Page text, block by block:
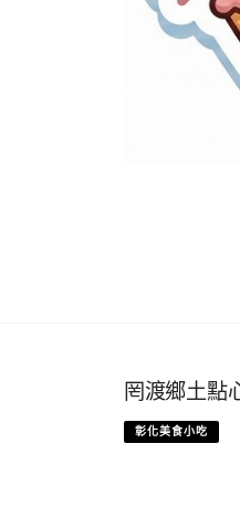
罔渡鄉土點
彰化美食小吃